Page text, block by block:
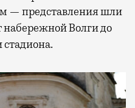
— представления шли
набережной Волги до